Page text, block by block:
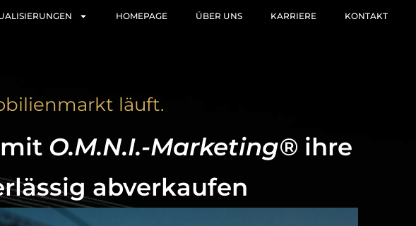
HOMEPAGE ÜBER UNS KARRIERE KONTAKT
läuft.
O.M.N.I.-Marketing® ihre
abverkaufen